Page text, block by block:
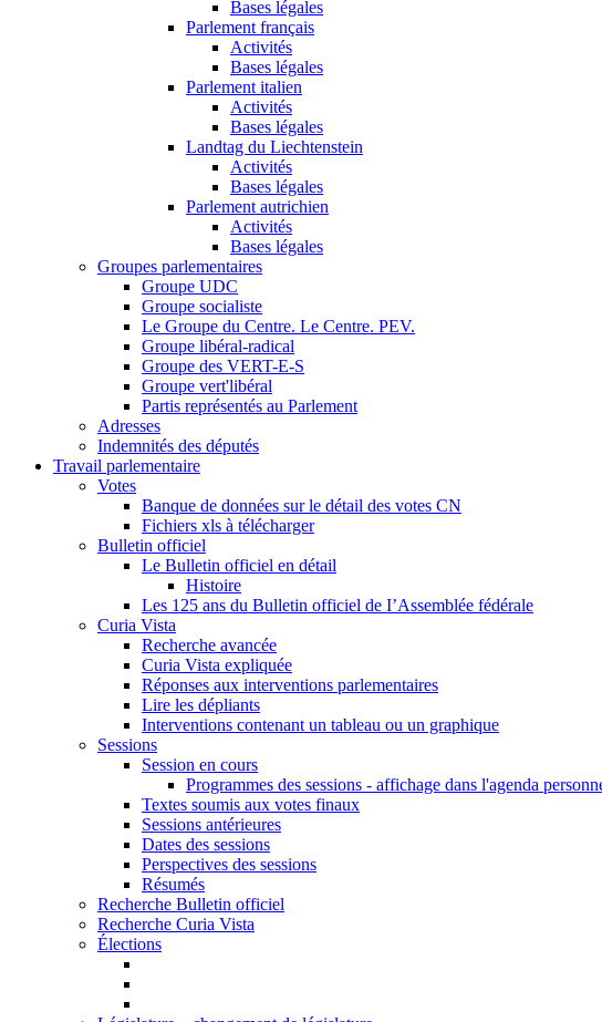
Bases légales
Parlement français
Activités
Bases légales
Parlement italien
Activités
Bases légales
Landtag du Liechtenstein
Activités
Bases légales
Parlement autrichien
Activités
Bases légales
Groupes parlementaires
Groupe UDC
Groupe socialiste
Le Groupe du Centre. Le Centre. PEV.
Groupe libéral-radical
Groupe des VERT-E-S
Groupe vert'libéral
Partis représentés au Parlement
Adresses
Indemnités des députés
Travail parlementaire
Votes
Banque de données sur le détail des votes CN
Fichiers xls à télécharger
Bulletin officiel
Le Bulletin officiel en détail
Histoire
Les 125 ans du Bulletin officiel de I’Assemblée fédérale
Curia Vista
Recherche avancée
Curia Vista expliquée
Réponses aux interventions parlementaires
Lire les dépliants
Interventions contenant un tableau ou un graphique
Sessions
Session en cours
Programmes des sessions - affichage dans l'agenda
Textes soumis aux votes finaux
Sessions antérieures
Dates des sessions
Perspectives des sessions
Résumés
Recherche Bulletin officiel
Recherche Curia Vista
Élections